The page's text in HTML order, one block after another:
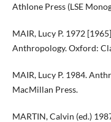
Athlone Press (LSE
MAIR, Lucy P. 1972
Anthropology. Oxford:
MAIR, Lucy P. 1984.
MacMillan Press.
MARTIN, Calvin (ed.)